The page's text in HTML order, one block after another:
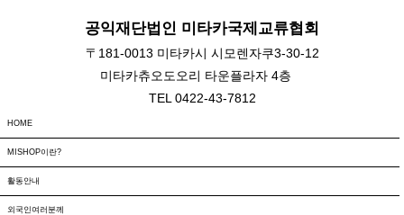
공익재단법인 미타카국제교류협회
〒181-0013 미타카시 시모렌자쿠3-30-12
미타카츄오도오리 타운플라자 4층
TEL 0422-43-7812
HOME
MISHOP이란?
활동안내
외국인여러분께